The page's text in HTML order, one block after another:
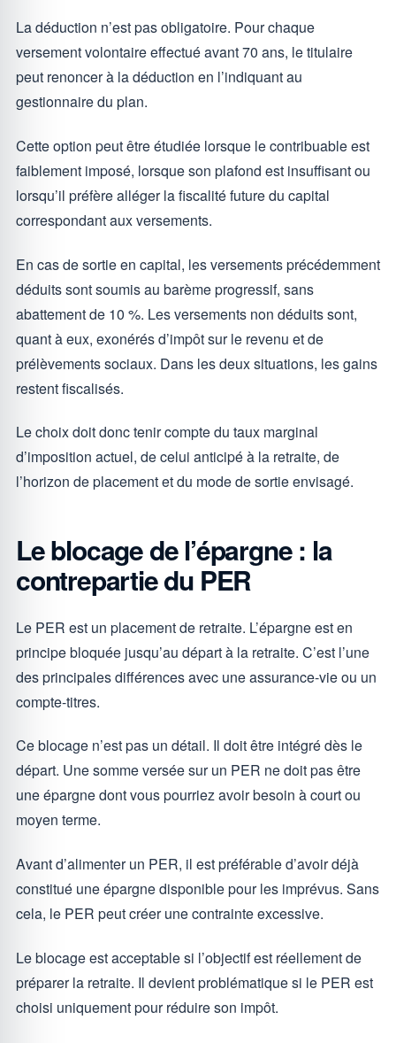
La déduction n’est pas obligatoire. Pour chaque
versement volontaire effectué avant 70 ans, le titulaire
peut renoncer à la déduction en l’indiquant au
gestionnaire du plan.
Cette option peut être étudiée lorsque le contribuable est
faiblement imposé, lorsque son plafond est insuffisant ou
lorsqu’il préfère alléger la fiscalité future du capital
correspondant aux versements.
En cas de sortie en capital, les versements précédemment
déduits sont soumis au barème progressif, sans
abattement de 10 %. Les versements non déduits sont,
quant à eux, exonérés d’impôt sur le revenu et de
prélèvements sociaux. Dans les deux situations, les gains
restent fiscalisés.
Le choix doit donc tenir compte du taux marginal
d’imposition actuel, de celui anticipé à la retraite, de
l’horizon de placement et du mode de sortie envisagé.
Le blocage de l’épargne : la
contrepartie du PER
Le PER est un placement de retraite. L’épargne est en
principe bloquée jusqu’au départ à la retraite. C’est l’une
des principales différences avec une assurance-vie ou un
compte-titres.
Ce blocage n’est pas un détail. Il doit être intégré dès le
départ. Une somme versée sur un PER ne doit pas être
une épargne dont vous pourriez avoir besoin à court ou
moyen terme.
Avant d’alimenter un PER, il est préférable d’avoir déjà
constitué une épargne disponible pour les imprévus. Sans
cela, le PER peut créer une contrainte excessive.
Le blocage est acceptable si l’objectif est réellement de
préparer la retraite. Il devient problématique si le PER est
choisi uniquement pour réduire son impôt.